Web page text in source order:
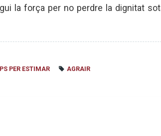
la força per no perdre la dignitat
PER ESTIMAR AGRAIR